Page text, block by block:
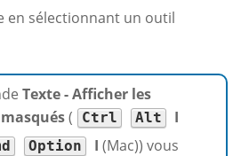
en sélectionnant un outil
Texte - Afficher les
( Ctrl Alt
I
Option I (Mac)) vous